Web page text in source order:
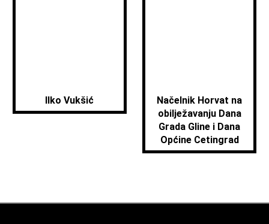
Ilko Vukšić
Načelnik Horvat na
obilježavanju Dana
Grada Gline i Dana
Općine Cetingrad